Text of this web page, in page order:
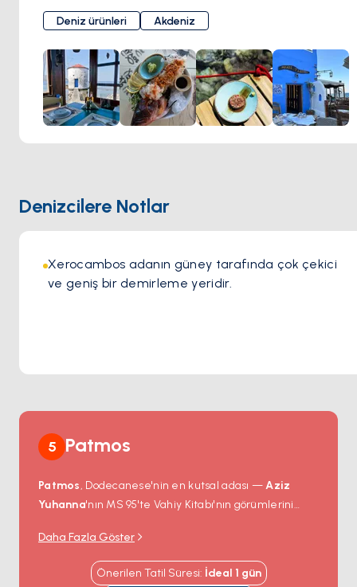
Yunan misafirperverliğini modern bir zarafetle harmanlıyor.
Yerel malzemelerle hazırlanan nefis yemekler
seçilmiş şaraplarla eşleştirilerek sunuluyor.Dalgaların
eşliğinde keyifli bir öğle yemeğiveyayıldızlar altında
romantik bir akşam yemeğiiçinMylos By The Sea, Ege
kıyılarında unutulmaz bir gastronomi deneyimi sunuyor.
Deniz ürünleri Akdeniz
Denizcilere Notlar
Xerocambos adanın güney tarafında çok çekici
ve geniş bir demirleme yeridir.
5 Patmos
Patmos, Dodecanese'nin en kutsal adası —Aziz
Yuhanna'nın MS 95'te Vahiy Kitabı'nın görümlerini
her yerinden Ortodoks hacıları çekiyor.
Skala limanının üzerindeki tepenin
zirvesinde yer alıyor — 1088'den beri sürekli olarak
Daha Fazla Göster
Önerilen Tatil Süresi: İdeal 1 gün